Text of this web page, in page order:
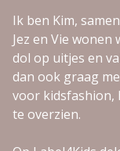
Ik ben Kim,
Jez en Vie
dol op uitjes en
dan ook graag
voor kidsfashion,
te overzien.